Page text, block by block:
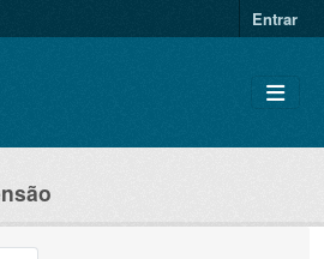
Entrar